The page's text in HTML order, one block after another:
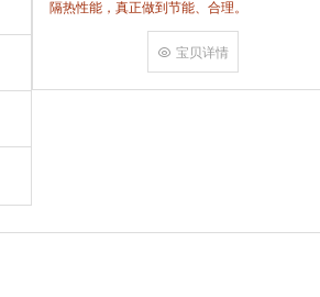
隔热性能，真正做到节能、合理。
宝贝详情